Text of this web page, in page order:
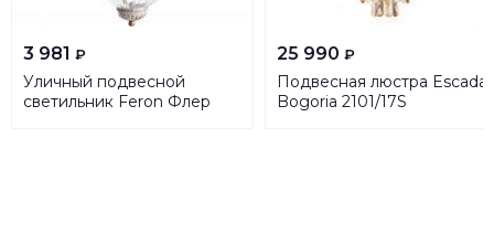
3 981 ₽
Уличный подвесной
светильник Feron Флер
25 990 ₽
Подвесная люстра Escada
Bogoria 2101/17S